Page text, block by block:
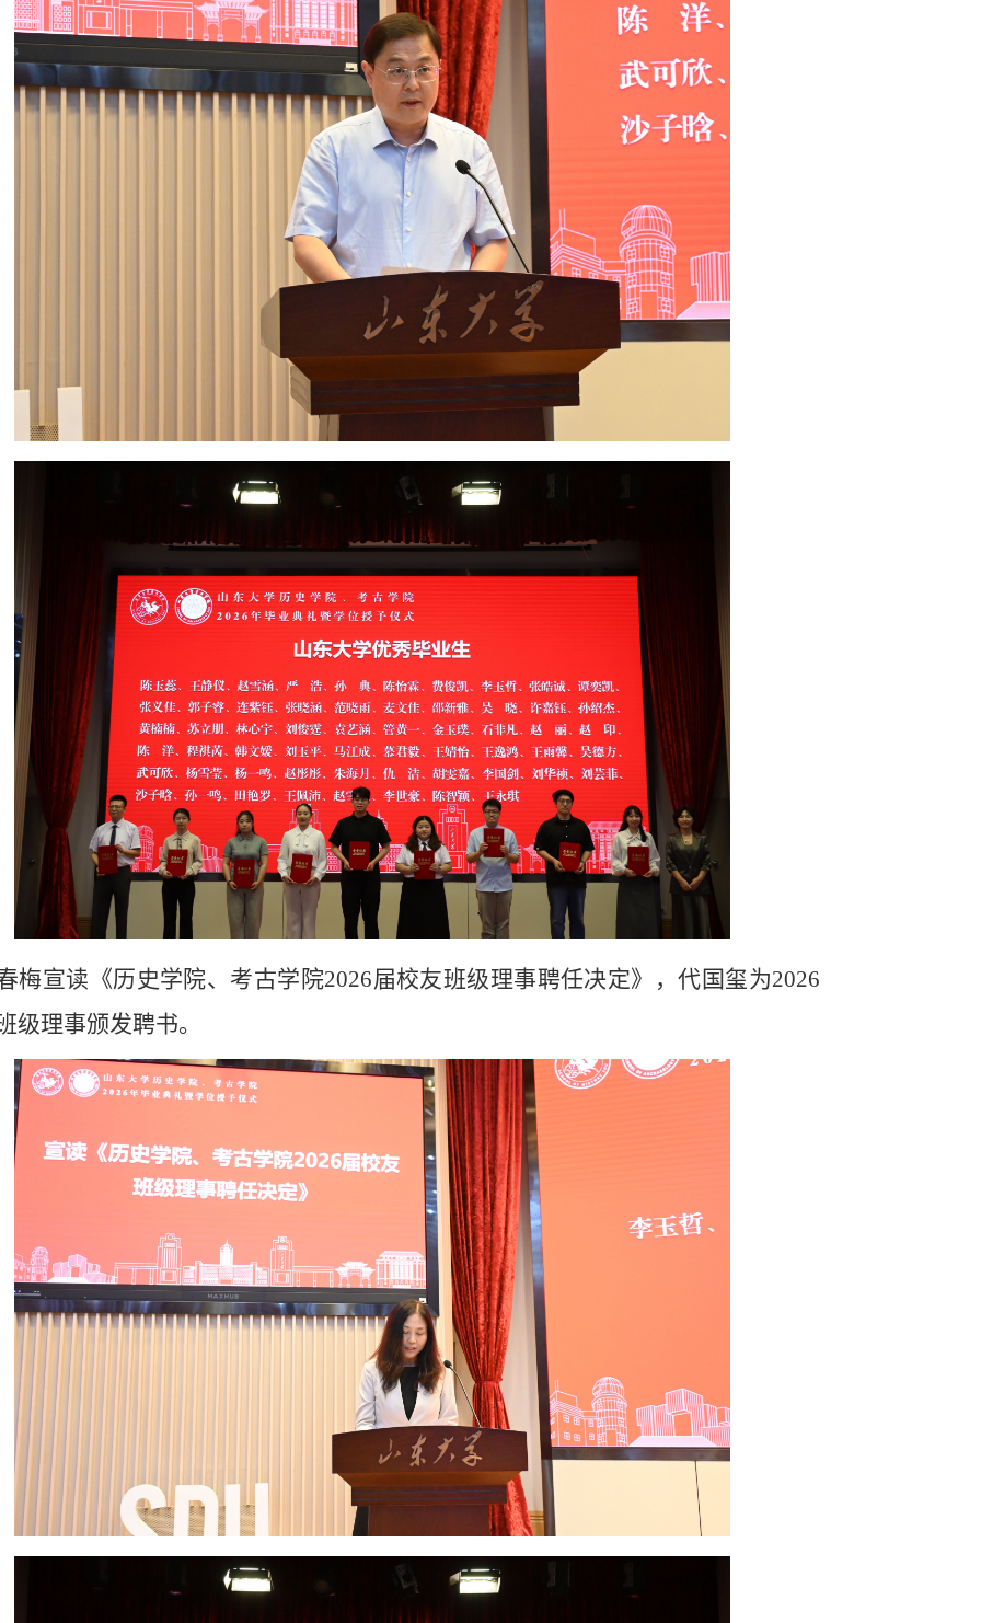
梅宣读《历史学院、考古学院2026届校友班级理事聘任决定》，代国玺为2026
级理事颁发聘书。